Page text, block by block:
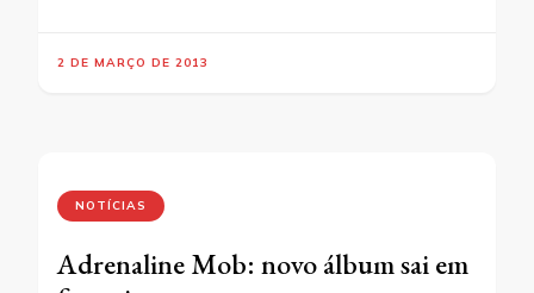
2 DE MARÇO DE 2013
NOTÍCIAS
Adrenaline Mob: novo álbum sai em